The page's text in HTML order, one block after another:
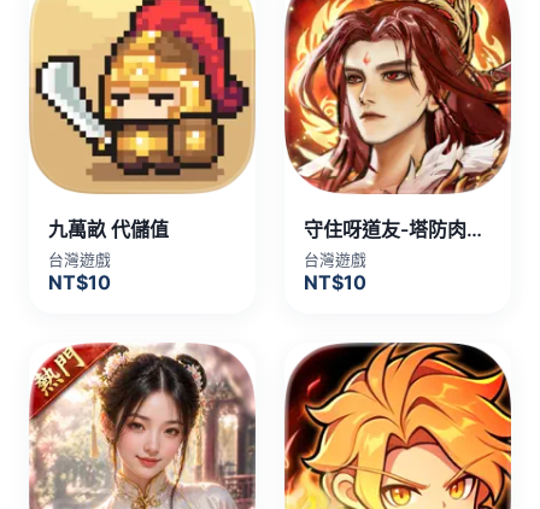
九萬畝 代儲值
台灣遊戲
NT$10
守住呀道友-塔防肉鴿手遊 代儲值
台灣遊戲
NT$10